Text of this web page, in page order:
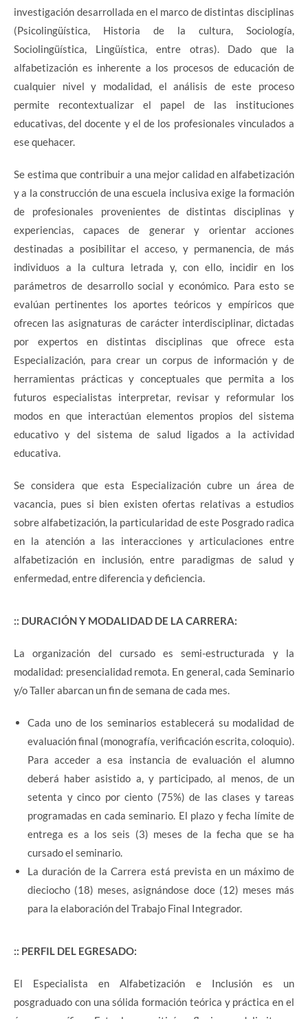
investigación desarrollada en el marco de distintas disciplinas
(Psicolingüística, Historia de la cultura, Sociología,
Sociolingüística, Lingüística, entre otras). Dado que la
alfabetización es inherente a los procesos de educación de
cualquier nivel y modalidad, el análisis de este proceso
permite recontextualizar el papel de las instituciones
educativas, del docente y el de los profesionales vinculados a
ese quehacer.
Se estima que contribuir a una mejor calidad en alfabetización
y a la construcción de una escuela inclusiva exige la formación
de profesionales provenientes de distintas disciplinas y
experiencias, capaces de generar y orientar acciones
destinadas a posibilitar el acceso, y permanencia, de más
individuos a la cultura letrada y, con ello, incidir en los
parámetros de desarrollo social y económico. Para esto se
evalúan pertinentes los aportes teóricos y empíricos que
ofrecen las asignaturas de carácter interdisciplinar, dictadas
por expertos en distintas disciplinas que ofrece esta
Especialización, para crear un corpus de información y de
herramientas prácticas y conceptuales que permita a los
futuros especialistas interpretar, revisar y reformular los
modos en que interactúan elementos propios del sistema
educativo y del sistema de salud ligados a la actividad
educativa.
Se considera que esta Especialización cubre un área de
vacancia, pues si bien existen ofertas relativas a estudios
sobre alfabetización, la particularidad de este Posgrado radica
en la atención a las interacciones y articulaciones entre
alfabetización en inclusión, entre paradigmas de salud y
enfermedad, entre diferencia y deficiencia.
:: DURACIÓN Y MODALIDAD DE LA CARRERA:
La organización del cursado es semi-estructurada y la
modalidad: presencialidad remota. En general, cada Seminario
y/o Taller abarcan un fin de semana de cada mes.
Cada uno de los seminarios establecerá su modalidad de
evaluación final (monografía, verificación escrita, coloquio).
Para acceder a esa instancia de evaluación el alumno
deberá haber asistido a, y participado, al menos, de un
setenta y cinco por ciento (75%) de las clases y tareas
programadas en cada seminario. El plazo y fecha límite de
entrega es a los seis (3) meses de la fecha que se ha
cursado el seminario.
La duración de la Carrera está prevista en un máximo de
dieciocho (18) meses, asignándose doce (12) meses más
para la elaboración del Trabajo Final Integrador.
:: PERFIL DEL EGRESADO:
El Especialista en Alfabetización e Inclusión es un
posgraduado con una sólida formación teórica y práctica en el